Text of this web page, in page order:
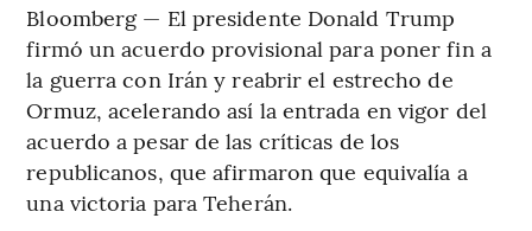
Bloomberg — El presidente Donald Trump
firmó un acuerdo provisional para poner fin a
la guerra con Irán y reabrir el estrecho de
Ormuz, acelerando así la entrada en vigor del
acuerdo a pesar de las críticas de los
republicanos, que afirmaron que equivalía a
una victoria para Teherán.